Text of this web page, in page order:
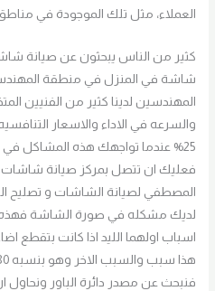
العملاء، مثل تلك الموجودة في
كثير من الناس يبحثون عن صيانة
شاشة في المنزل في منطقة
المهندسين لدينا كثير من الفنيين
والسرعه في الاداء والاسعار
25% عندما تواجهك هذه المشاكل
فعليك ان تتصل بمركز صيانة
المصطفي لصيانة الشاشات و تصليح
لديك مشكله في صورة الشاشة فهذه
اسباب اولهما الليد اذا كانت بتقطع
فنبحث عن مصدر دائرة الباور ونحاول